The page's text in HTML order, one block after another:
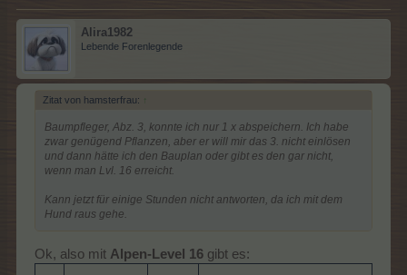
Alira1982
Lebende Forenlegende
Zitat von hamsterfrau: ↑
Baumpfleger, Abz. 3, konnte ich nur 1 x abspeichern. Ich habe
zwar genügend Pflanzen, aber er will mir das 3. nicht einlösen
und dann hätte ich den Bauplan oder gibt es den gar nicht,
wenn man Lvl. 16 erreicht.
Kann jetzt für einige Stunden nicht antworten, da ich mit dem
Hund raus gehe.
Ok, also mit Alpen-Level 16 gibt es: